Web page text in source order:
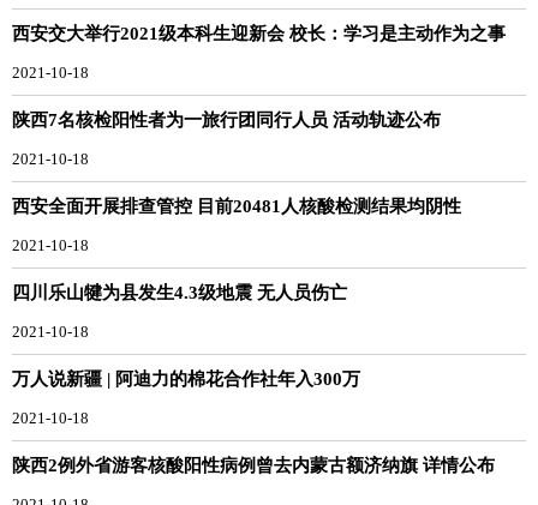
西安交大举行2021级本科生迎新会 校长：学习是主动作为之事
2021-10-18
陕西7名核检阳性者为一旅行团同行人员 活动轨迹公布
2021-10-18
西安全面开展排查管控 目前20481人核酸检测结果均阴性
2021-10-18
四川乐山犍为县发生4.3级地震 无人员伤亡
2021-10-18
万人说新疆 | 阿迪力的棉花合作社年入300万
2021-10-18
陕西2例外省游客核酸阳性病例曾去内蒙古额济纳旗 详情公布